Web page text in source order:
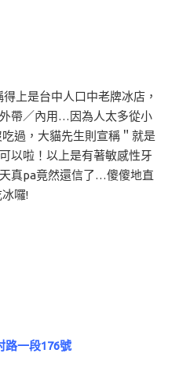
得上是台中人口中老牌冰店，
帶／內用…因為人太多從小
過，大貓先生則宣稱＂就是
以啦！以上是有著敏感性牙
真pa竟然還信了…傻傻地直
囉!
路一段176號